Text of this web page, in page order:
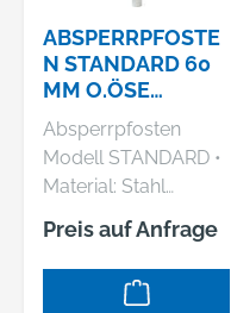
ABSPERRPFOSTE
N STANDARD 60
MM O.ÖSE
EINBET. GAH
ALBERTS
Absperrpfosten
Modell STANDARD •
Material: Stahl
feuerverzinkt und
weiß
kunststoffbeschichtet
Preis auf Anfrage